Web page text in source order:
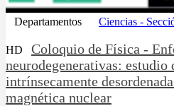
Departamentos Ciencias -
HD
Coloquio de Física -
neurodegenerativas: estudio
intrínsecamente
magnética nuclear